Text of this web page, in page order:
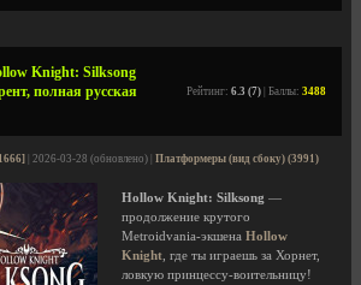
Knight: Silksong
полная русская
Рейтинг: 6.3 (7) | Баллы: 3488
| 2026-03-28 (обновлено) | Платформеры (вид сбоку) (3991)
Hollow Knight: Silksong —
продолжение крутого
Metroidvania-экшена Hollow
Knight , где ты играешь за Хорнет,
ловкую принцессу-воительницу!